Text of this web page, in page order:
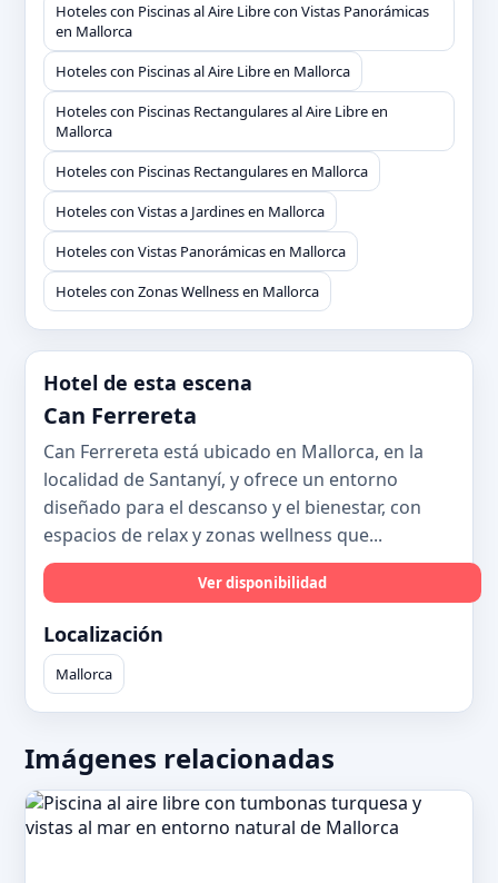
Hoteles con Piscinas al Aire Libre con Vistas Panorámicas
en Mallorca
Hoteles con Piscinas al Aire Libre en Mallorca
Hoteles con Piscinas Rectangulares al Aire Libre en
Mallorca
Hoteles con Piscinas Rectangulares en Mallorca
Hoteles con Vistas a Jardines en Mallorca
Hoteles con Vistas Panorámicas en Mallorca
Hoteles con Zonas Wellness en Mallorca
Hotel de esta escena
Can Ferrereta
Can Ferrereta está ubicado en Mallorca, en la
localidad de Santanyí, y ofrece un entorno
diseñado para el descanso y el bienestar, con
espacios de relax y zonas wellness que...
Ver disponibilidad
Localización
Mallorca
Imágenes relacionadas